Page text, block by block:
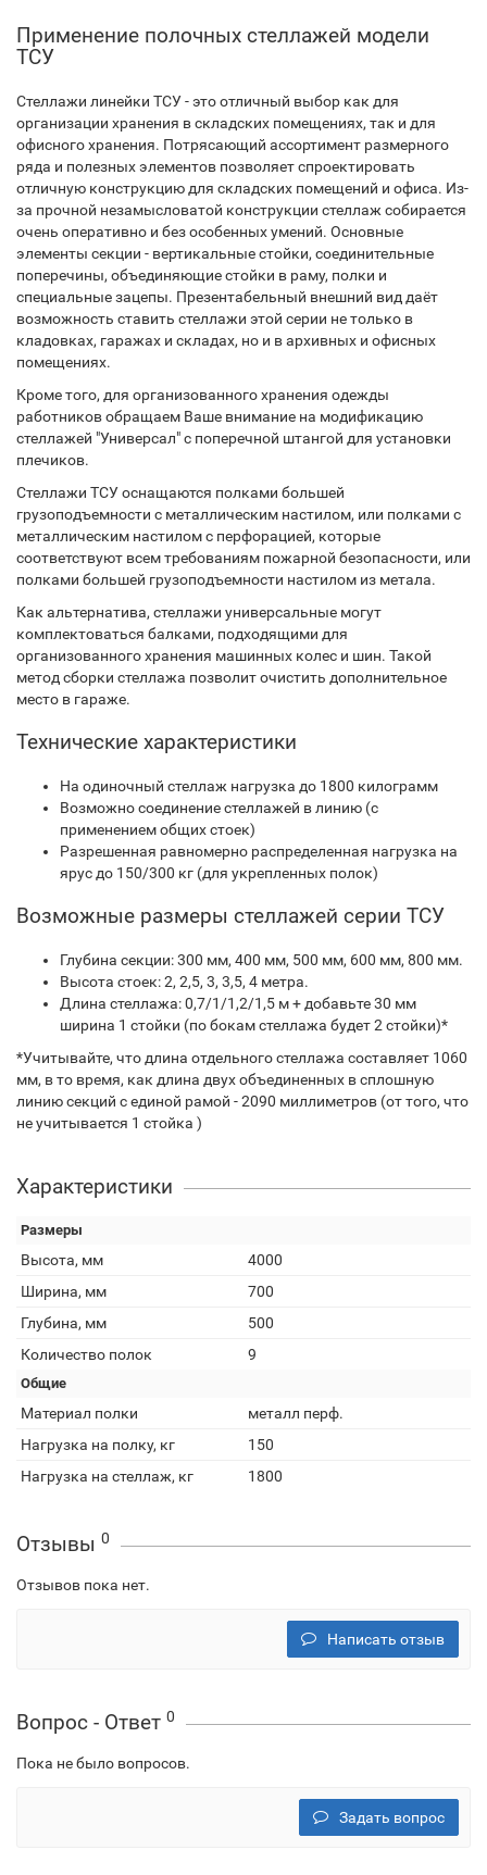
Применение полочных стеллажей модели
ТСУ
Стеллажи линейки ТСУ - это отличный выбор как для
организации хранения в складских помещениях, так и для
офисного хранения. Потрясающий ассортимент размерного
ряда и полезных элементов позволяет спроектировать
отличную конструкцию для складских помещений и офиса. Из-
за прочной незамысловатой конструкции стеллаж собирается
очень оперативно и без особенных умений. Основные
элементы секции - вертикальные стойки, соединительные
поперечины, объединяющие стойки в раму, полки и
специальные зацепы. Презентабельный внешний вид даёт
возможность ставить стеллажи этой серии не только в
кладовках, гаражах и складах, но и в архивных и офисных
помещениях.
Кроме того, для организованного хранения одежды
работников обращаем Ваше внимание на модификацию
стеллажей "Универсал" с поперечной штангой для установки
плечиков.
Стеллажи ТСУ оснащаются полками большей
грузоподъемности с металлическим настилом, или полками с
металлическим настилом с перфорацией, которые
соответствуют всем требованиям пожарной безопасности, или
полками большей грузоподъемности настилом из метала.
Как альтернатива, стеллажи универсальные могут
комплектоваться балками, подходящими для
организованного хранения машинных колес и шин. Такой
метод сборки стеллажа позволит очистить дополнительное
место в гараже.
Технические характеристики
На одиночный стеллаж нагрузка до 1800 килограмм
Возможно соединение стеллажей в линию (с
применением общих стоек)
Разрешенная равномерно распределенная нагрузка на
ярус до 150/300 кг (для укрепленных полок)
Возможные размеры стеллажей серии ТСУ
Глубина секции: 300 мм, 400 мм, 500 мм, 600 мм, 800 мм.
Высота стоек: 2, 2,5, 3, 3,5, 4 метра.
Длина стеллажа: 0,7/1/1,2/1,5 м + добавьте 30 мм
ширина 1 стойки (по бокам стеллажа будет 2 стойки)*
*Учитывайте, что длина отдельного стеллажа составляет 1060
мм, в то время, как длина двух объединенных в сплошную
линию секций с единой рамой - 2090 миллиметров (от того, что
не учитывается 1 стойка )
Характеристики
Размеры
Высота, мм
4000
Ширина, мм
700
Глубина, мм
500
Количество полок
9
Общие
Материал полки
металл перф.
Нагрузка на полку, кг
150
Нагрузка на стеллаж, кг
1800
Отзывы 0
Отзывов пока нет.
Написать отзыв
Вопрос - Ответ 0
Пока не было вопросов.
Задать вопрос